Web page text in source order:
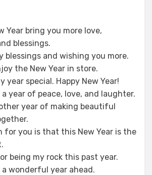
Year bring you more love,
blessings.
blessings and wishing you more.
the New Year in store.
year special. Happy New Year!
year of peace, love, and laughter.
year of making beautiful
for you is that this New Year is the
being my rock this past year.
a wonderful year ahead.